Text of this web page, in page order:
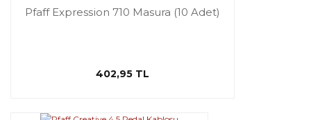
Pfaff Expression 710 Masura (10 Adet)
402,95 TL